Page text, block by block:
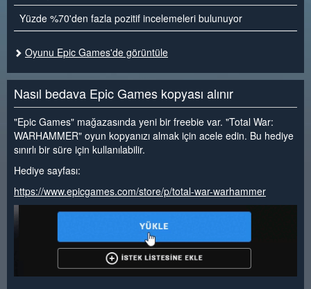
Yüzde %70'den fazla pozitif incelemeleri bulunuyor
Oyunu Epic Games'de görüntüle
Nasıl bedava Epic Games kopyası alınır
"Epic Games" mağazasında yeni bir freebie var. "Total War:
WARHAMMER" oyun kopyanızı almak için acele edin. Bu hediye
sınırlı bir süre için kullanılabilir.
Hediye sayfası:
https://www.epicgames.com/store/p/total-war-warhammer